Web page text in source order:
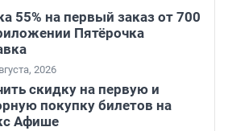
55% на первый заказ от 700
Пятёрочка
2026
скидку на первую и
покупку билетов на
Афише